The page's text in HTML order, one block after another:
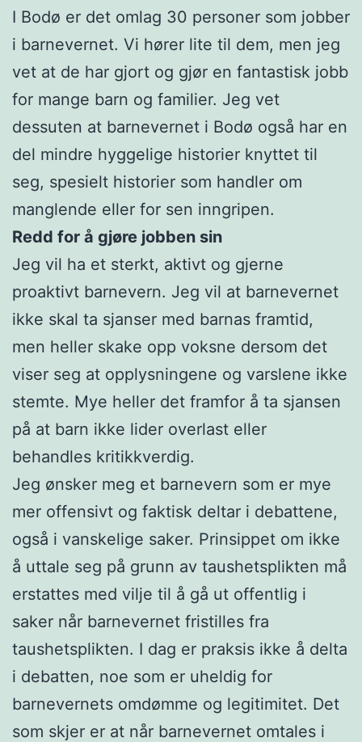
I Bodø er det omlag 30 personer som jobber
i barnevernet. Vi hører lite til dem, men jeg
vet at de har gjort og gjør en fantastisk jobb
for mange barn og familier. Jeg vet
dessuten at barnevernet i Bodø også har en
del mindre hyggelige historier knyttet til
seg, spesielt historier som handler om
manglende eller for sen inngripen.
Redd for å gjøre jobben sin
Jeg vil ha et sterkt, aktivt og gjerne
proaktivt barnevern. Jeg vil at barnevernet
ikke skal ta sjanser med barnas framtid,
men heller skake opp voksne dersom det
viser seg at opplysningene og varslene ikke
stemte. Mye heller det framfor å ta sjansen
på at barn ikke lider overlast eller
behandles kritikkverdig.
Jeg ønsker meg et barnevern som er mye
mer offensivt og faktisk deltar i debattene,
også i vanskelige saker. Prinsippet om ikke
å uttale seg på grunn av taushetsplikten må
erstattes med vilje til å gå ut offentlig i
saker når barnevernet fristilles fra
taushetsplikten. I dag er praksis ikke å delta
i debatten, noe som er uheldig for
barnevernets omdømme og legitimitet. Det
som skjer er at når barnevernet omtales i